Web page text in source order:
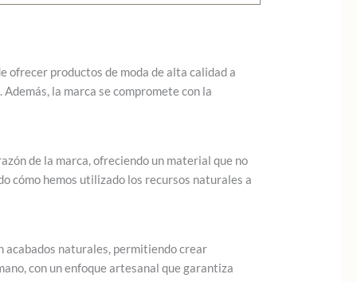
ofrecer productos de moda de alta calidad a
la marca se compromete con la
de la marca, ofreciendo un material que no
cómo hemos utilizado los recursos naturales a
acabados naturales, permitiendo crear
con un enfoque artesanal que garantiza